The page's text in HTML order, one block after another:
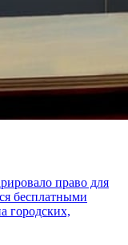
право для
бесплатными
городских,